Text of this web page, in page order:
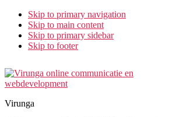
Skip to primary navigation
Skip to main content
Skip to primary sidebar
Skip to footer
Virunga